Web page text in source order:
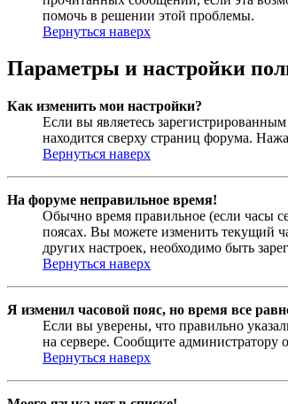
помочь в решении этой проблемы.
Вернуться наверх
Параметры и настройки
Как изменить мои настройки?
Если вы являетесь
находится сверху страниц форума.
Вернуться наверх
На форуме неправильное время!
Обычно время правильное (если часы
поясах. Вы можете изменить текущий
других настроек, необходимо быть
Вернуться наверх
Я изменил часовой пояс, но время все
Если вы уверены, что правильно
на сервере. Сообщите администратору
Вернуться наверх